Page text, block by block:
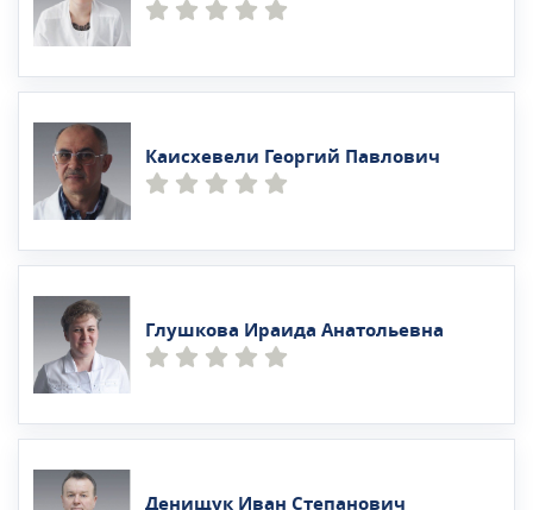
Каисхевели Георгий Павлович
Глушкова Ираида Анатольевна
Денищук Иван Степанович